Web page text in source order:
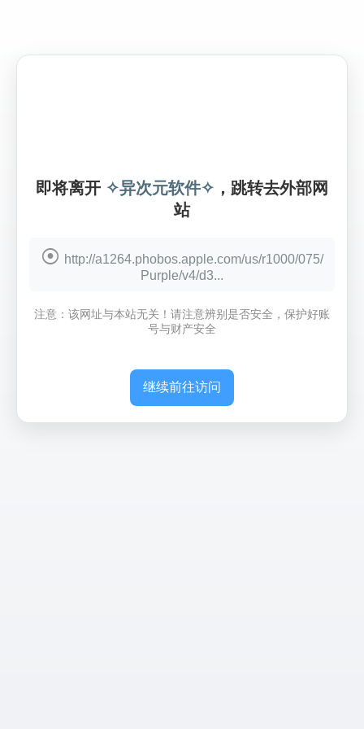
即将离开 ✧异次元软件✧ ，跳转去外部网
站
http://a1264.phobos.apple.com/us/r1000/075/
Purple/v4/d3...
注意：该网址与本站无关！请注意辨别是否安全，保护好账
号与财产安全
继续前往访问